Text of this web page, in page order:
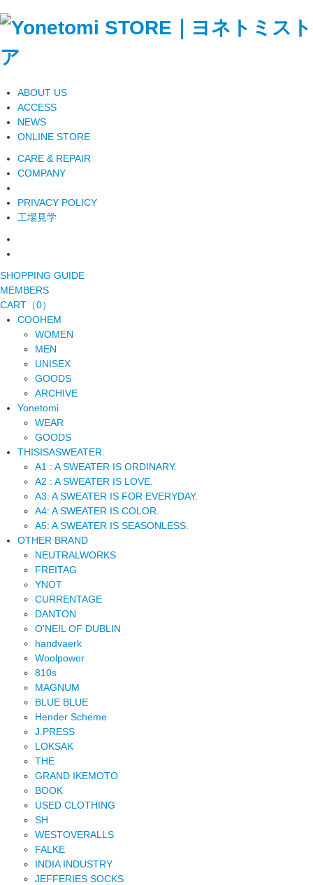
ABOUT US
ACCESS
NEWS
ONLINE STORE
CARE & REPAIR
COMPANY
PRIVACY POLICY
工場見学
SHOPPING GUIDE
MEMBERS
CART（0）
COOHEM
WOMEN
MEN
UNISEX
GOODS
ARCHIVE
Yonetomi
WEAR
GOODS
THISISASWEATER.
A1 : A SWEATER IS ORDINARY.
A2 : A SWEATER IS LOVE.
A3: A SWEATER IS FOR EVERYDAY.
A4: A SWEATER IS COLOR.
A5: A SWEATER IS SEASONLESS.
OTHER BRAND
NEUTRALWORKS
FREITAG
YNOT
CURRENTAGE
DANTON
O'NEIL OF DUBLIN
handvaerk
Woolpower
810s
MAGNUM
BLUE BLUE
Hender Scheme
J.PRESS
LOKSAK
THE
GRAND IKEMOTO
BOOK
USED CLOTHING
SH
WESTOVERALLS
FALKE
INDIA INDUSTRY
JEFFERIES SOCKS